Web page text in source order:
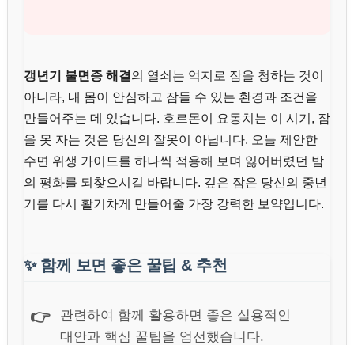
갱년기 불면증 해결 의 열쇠는 억지로 잠을 청하는 것이
아니라, 내 몸이 안심하고 잠들 수 있는 환경과 조건을
만들어주는 데 있습니다. 호르몬이 요동치는 이 시기, 잠
을 못 자는 것은 당신의 잘못이 아닙니다. 오늘 제안한
수면 위생 가이드를 하나씩 적용해 보며 잃어버렸던 밤
의 평화를 되찾으시길 바랍니다. 깊은 잠은 당신의 중년
기를 다시 활기차게 만들어줄 가장 강력한 보약입니다.
✨ 함께 보면 좋은 꿀팁 & 추천
👉
관련하여 함께 활용하면 좋은 실용적인
대안과 핵심 꿀팁을 엄선했습니다.